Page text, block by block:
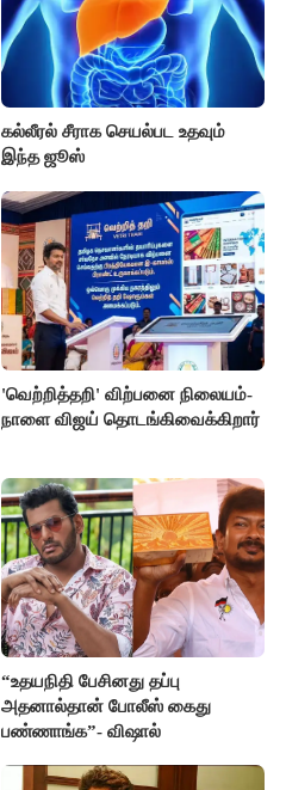
கல்லீரல் சீராக செயல்பட உதவும்
இந்த ஜூஸ்
'வெற்றித்தறி' விற்பனை நிலையம்-
நாளை விஜய் தொடங்கிவைக்கிறார்
“உதயநிதி பேசினது தப்பு
அதனால்தான் போலீஸ் கைது
பண்ணாங்க”- விஷால்